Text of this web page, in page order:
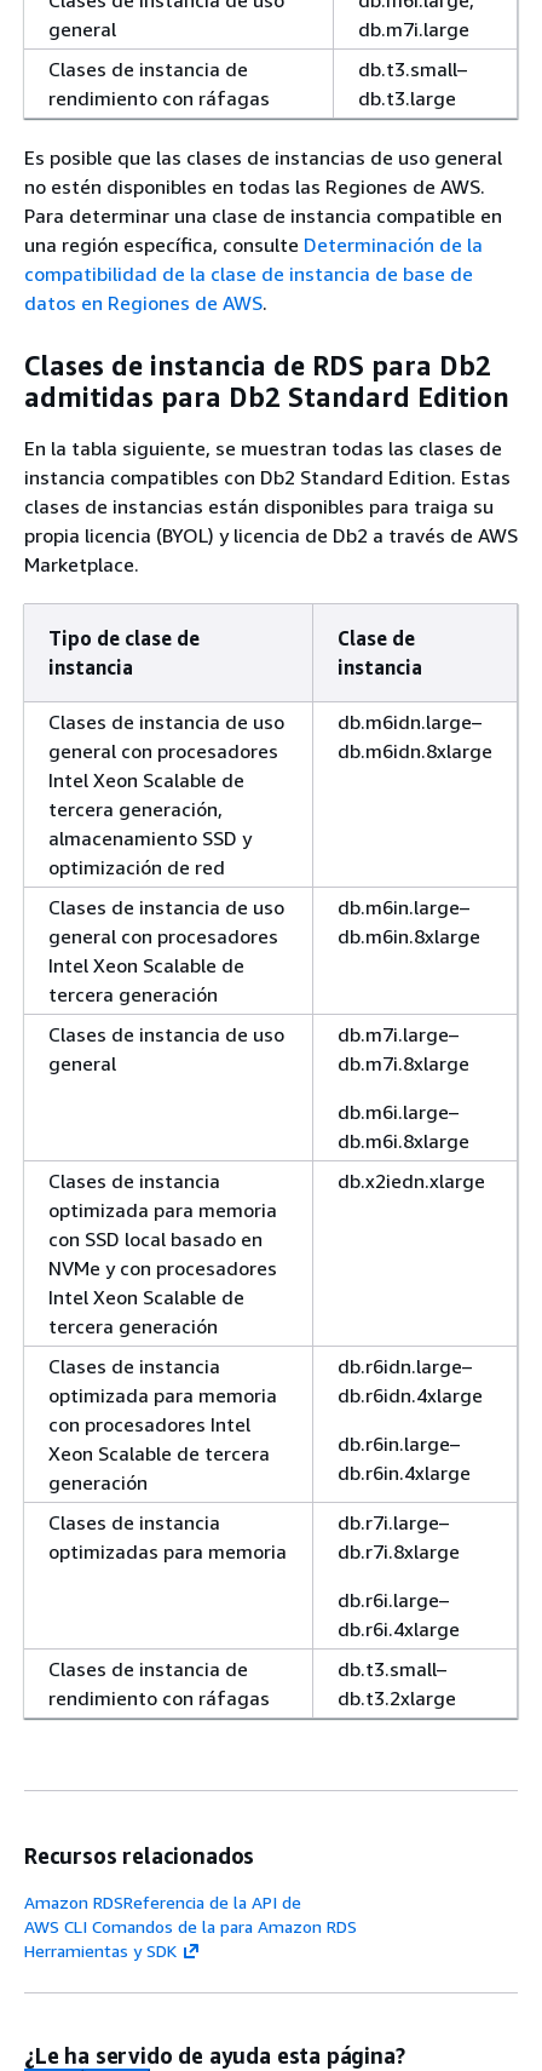
general
db.m7i.large
Clases de instancia de
rendimiento con ráfagas
db.t3.small–
db.t3.large
Es posible que las clases de instancias de uso general
no estén disponibles en todas las Regiones de AWS.
Para determinar una clase de instancia compatible en
una región específica, consulte Determinación de la
compatibilidad de la clase de instancia de base de
datos en Regiones de AWS.
Clases de instancia de RDS para Db2
admitidas para Db2 Standard Edition
En la tabla siguiente, se muestran todas las clases de
instancia compatibles con Db2 Standard Edition. Estas
clases de instancias están disponibles para traiga su
propia licencia (BYOL) y licencia de Db2 a través de AWS
Marketplace.
Tipo de clase de
instancia
Clase de
instancia
Clases de instancia de uso
general con procesadores
Intel Xeon Scalable de
tercera generación,
almacenamiento SSD y
optimización de red
db.m6idn.large–
db.m6idn.8xlarge
Clases de instancia de uso
general con procesadores
Intel Xeon Scalable de
tercera generación
db.m6in.large–
db.m6in.8xlarge
Clases de instancia de uso
general
db.m7i.large–
db.m7i.8xlarge
db.m6i.large–
db.m6i.8xlarge
Clases de instancia
optimizada para memoria
con SSD local basado en
NVMe y con procesadores
Intel Xeon Scalable de
tercera generación
db.x2iedn.xlarge
Clases de instancia
optimizada para memoria
con procesadores Intel
Xeon Scalable de tercera
generación
db.r6idn.large–
db.r6idn.4xlarge
db.r6in.large–
db.r6in.4xlarge
Clases de instancia
optimizadas para memoria
db.r7i.large–
db.r7i.8xlarge
db.r6i.large–
db.r6i.4xlarge
Clases de instancia de
rendimiento con ráfagas
db.t3.small–
db.t3.2xlarge
Recursos relacionados
Amazon RDSReferencia de la API de
AWS CLI Comandos de la para Amazon RDS
Herramientas y SDK
¿Le ha servido de ayuda esta página?